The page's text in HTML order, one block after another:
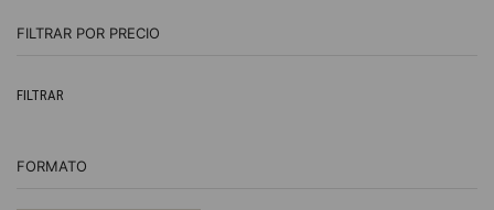
FILTRAR POR PRECIO
FILTRAR
FORMATO